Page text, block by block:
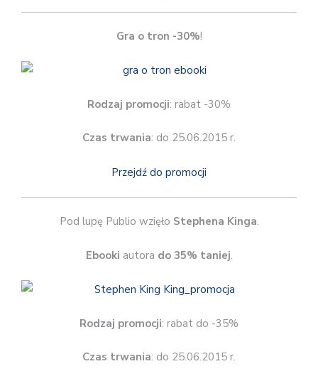
Gra o tron -30%!
Rodzaj promocji: rabat -30%
Czas trwania: do 25.06.2015 r.
Przejdź do promocji
Pod lupę Publio wzięło Stephena Kinga.
Ebooki autora do 35% taniej.
Rodzaj promocji: rabat do -35%
Czas trwania: do 25.06.2015 r.